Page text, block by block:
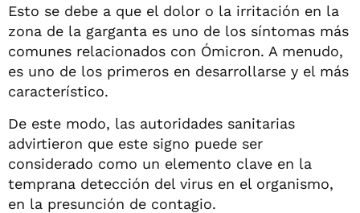
Esto se debe a que el dolor o la irritación en la
zona de la garganta es uno de los síntomas más
comunes relacionados con Ómicron. A menudo,
es uno de los primeros en desarrollarse y el más
característico.
De este modo, las autoridades sanitarias
advirtieron que este signo puede ser
considerado como un elemento clave en la
temprana detección del virus en el organismo,
en la presunción de contagio.